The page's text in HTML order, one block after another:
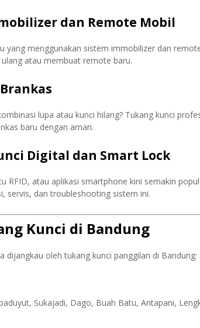
dan Remote Mobil
yang menggunakan sistem immobilizer dan
atau membuat remote baru.
lupa atau kunci hilang? Tukang kunci
baru dengan aman.
Digital dan Smart Lock
RFID, atau aplikasi smartphone kini semakin
servis, dan troubleshooting sistem ini.
Kunci di Bandung
dijangkau oleh tukang kunci panggilan di Bandung:
Sukajadi, Dago, Buah Batu, Antapani,